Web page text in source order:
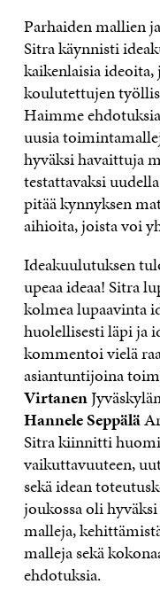
Parhaiden mallien
Sitra käynnisti
kaikenlaisia
koulutettujen
Haimme
uusia
hyväksi havaittuja
testattavaksi
pitää kynnyksen
aihioita, joista voi
Ideakuulutuksen
upeaa ideaa! Sitra
kolmea lupaavinta
huolellisesti läpi ja
kommentoi vielä
asiantuntijoina
Virtanen
Hannele Seppälä
Sitra kiinnitti
vaikuttavuuteen,
sekä idean
joukossa oli
malleja,
malleja sekä
ehdotuksia.